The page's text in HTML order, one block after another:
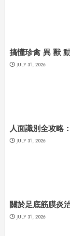
搞懂珍禽 異 獸
JULY 31, 2026
人面識別全攻略
JULY 31, 2026
關於足底筋膜炎
JULY 31, 2026